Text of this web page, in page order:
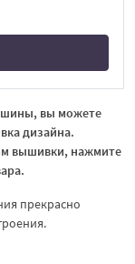
вы можете
дизайна.
вышивки, нажмите
прекрасно